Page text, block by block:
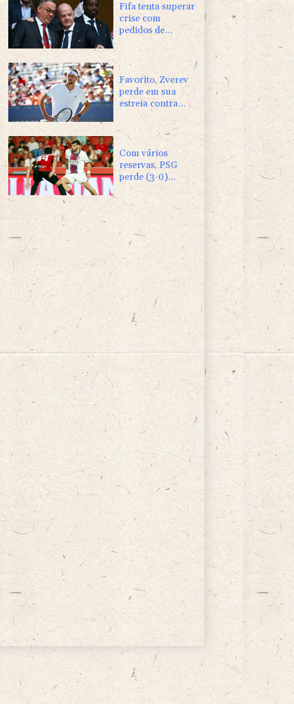
Fifa tenta superar
crise com
pedidos de
desculpas e
'apoio total' a
Infantino
Favorito, Zverev
perde em sua
estreia contra
Griekspoor no
Masters 1000 de
Montreal
Com vários
reservas, PSG
perde (3-0)
amistoso contra o
Mallorca, da 2ª
divisão espanhola